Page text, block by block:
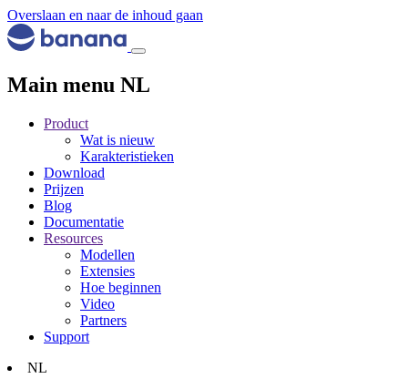
Overslaan en naar de inhoud gaan
Main menu NL
Product
Wat is nieuw
Karakteristieken
Download
Prijzen
Blog
Documentatie
Resources
Modellen
Extensies
Hoe beginnen
Video
Partners
Support
NL